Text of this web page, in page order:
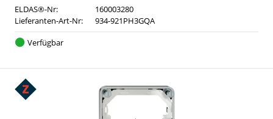
ELDAS®-Nr:
160003280
Lieferanten-Art-Nr:
934-921PH3GQA
Verfügbar